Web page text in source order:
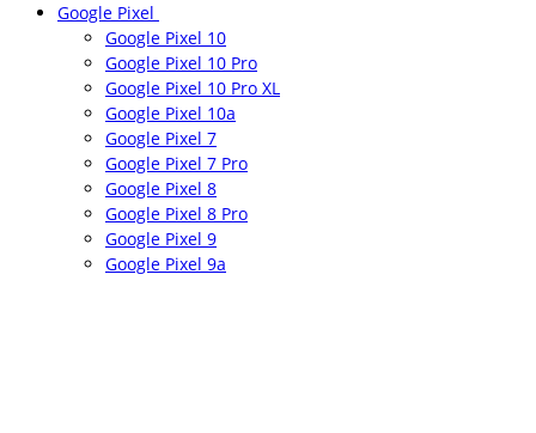
Google Pixel
Google Pixel 10
Google Pixel 10 Pro
Google Pixel 10 Pro XL
Google Pixel 10a
Google Pixel 7
Google Pixel 7 Pro
Google Pixel 8
Google Pixel 8 Pro
Google Pixel 9
Google Pixel 9a